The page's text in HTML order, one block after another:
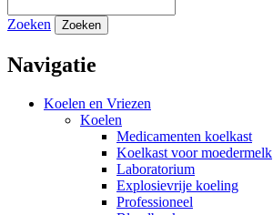
Zoeken Zoeken
Navigatie
Koelen en Vriezen
Koelen
Medicamenten koelkast
Koelkast voor moedermelk
Laboratorium
Explosievrije koeling
Professioneel